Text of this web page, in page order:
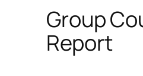
Group
Report